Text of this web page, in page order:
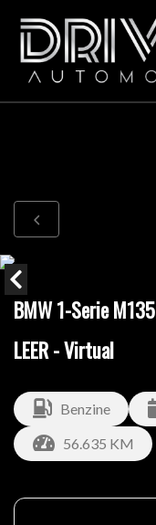
BMW 1-Serie
LEER - Virtual
Benzine
56.635 KM